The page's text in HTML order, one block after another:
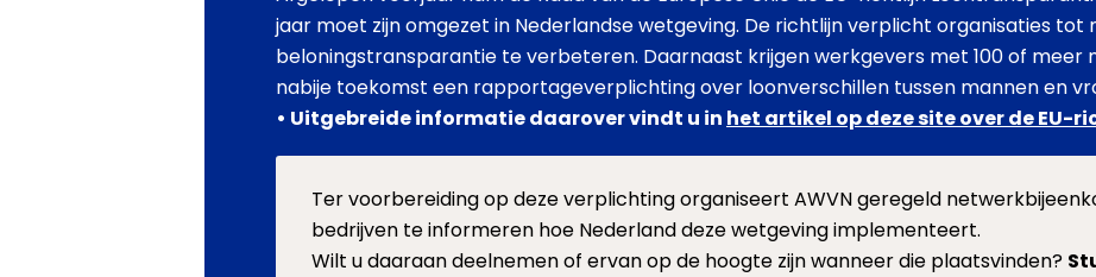
jaar moet zijn omgezet in Nederlandse wetgeving. De richtlijn verplicht organisaties
beloningstransparantie te verbeteren. Daarnaast krijgen werkgevers met 100 of meer
nabije toekomst een rapportageverplichting over loonverschillen tussen mannen en
• Uitgebreide informatie daarover vindt u in het artikel op deze site over de EU-
Ter voorbereiding op deze verplichting organiseert AWVN geregeld
bedrijven te informeren hoe Nederland deze wetgeving implementeert.
Wilt u daaraan deelnemen of ervan op de hoogte zijn wanneer die plaatsvinden?